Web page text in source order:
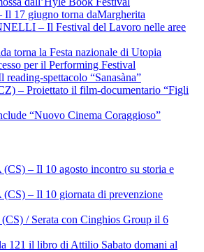
17 giugno torna daMargherita
– Il Festival del Lavoro nelle aree
torna la Festa nazionale di Utopia
per il Performing Festival
spettacolo “Sanasàna”
– Proiettato il film-documentario “Figli
“Nuovo Cinema Coraggioso”
– Il 10 agosto incontro su storia e
– Il 10 giornata di prevenzione
/ Serata con Cinghios Group il 6
121 il libro di Attilio Sabato domani al